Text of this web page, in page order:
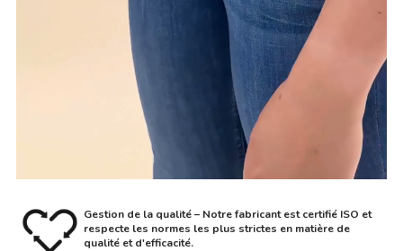
Gestion de la qualité – Notre fabricant est certifié ISO et
respecte les normes les plus strictes en matière de
qualité et d'efficacité.